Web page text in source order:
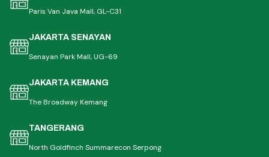
Paris Van Java Mall, GL-C31
JAKARTA SENAYAN
Senayan Park Mall, UG-69
JAKARTA KEMANG
The Broadway Kemang
TANGERANG
North Goldfinch Summarecon Serpong